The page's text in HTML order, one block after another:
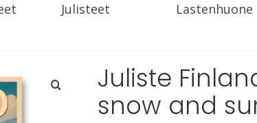
Julisteet Lastenhuone
Juliste
snow and